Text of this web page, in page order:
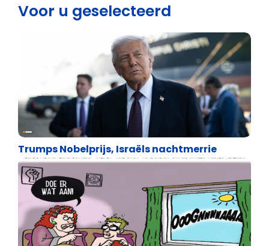
Voor u geselecteerd
Uncategorized
Trumps Nobelprijs, Israëls nachtmerrie